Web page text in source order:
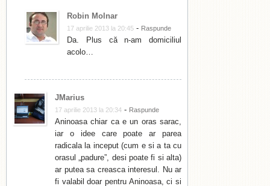
Robin Molnar
17 aprilie 2013 la 20:45 - Raspunde
Da. Plus că n-am domiciliul
acolo…
JMarius
17 aprilie 2013 la 20:34 - Raspunde
Aninoasa chiar ca e un oras sarac,
iar o idee care poate ar parea
radicala la inceput (cum e si a ta cu
orasul „padure”, desi poate fi si alta)
ar putea sa creasca interesul. Nu ar
fi valabil doar pentru Aninoasa, ci si